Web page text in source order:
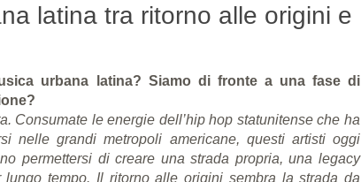
latina tra ritorno alle origini e
urbana latina? Siamo di fronte a una fase di
Consumate le energie dell’hip hop statunitense che ha
nelle grandi metropoli americane, questi artisti oggi
permettersi di creare una strada propria, una legacy
tempo. Il ritorno alle origini sembra la strada da